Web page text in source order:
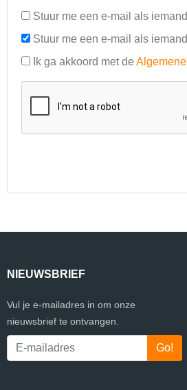
Stuur me een e-mail als
Stuur me een e-mail als
Ik ga akkoord met de
NIEUWSBRIEF
Vul je e-mailadres in om onze
nieuwsbrief te ontvangen.